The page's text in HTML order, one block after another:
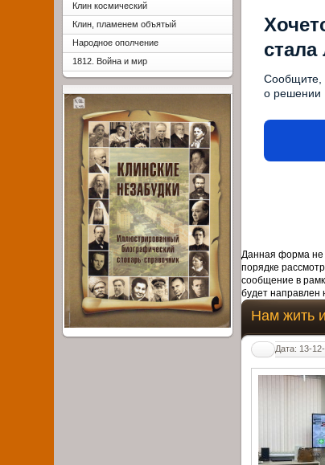
Сообщите,
о решении
Данная форма не
порядке
сообщение в
будет направлен
Нам жить
Дата: 13-
Клин космический
Клин, пламенем объятый
Народное ополчение
1812. Война и мир